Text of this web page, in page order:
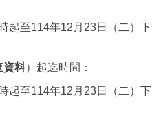
起至114年12月23日（二） 下
資料）起迄時間：
起至114年12月23日（二）下